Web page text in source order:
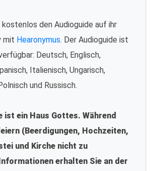
kostenlos den Audioguide auf ihr
mit Hearonymus. Der Audioguide ist
Deutsch, Englisch,
Italienisch, Ungarisch,
und Russisch.
ist ein Haus Gottes. Während
(Beerdigungen, Hochzeiten,
und Kirche nicht zu
erhalten Sie an der